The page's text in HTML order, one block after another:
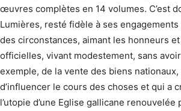
œuvres complètes en 14 volumes. C’est
Lumières, resté fidèle à ses engagements
des circonstances, aimant les honneurs
officielles, vivant modestement, sans
exemple, de la vente des biens
d’influencer le cours des choses et qui a
l’utopie d’une Eglise gallicane renouvelée